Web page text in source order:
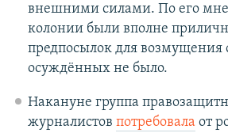
внешними силами. По его
колонии были вполне
предпосылок для возмущения
осуждённых не было.
Накануне группа
журналистов потребовала от